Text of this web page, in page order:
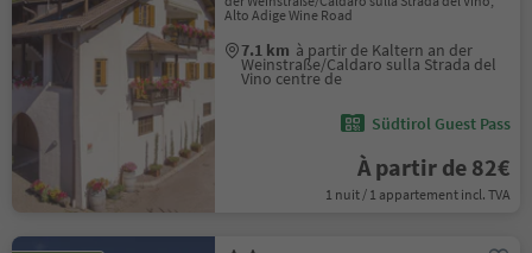
Alto Adige Wine Road
7.1 km à partir de Kaltern an der
Weinstraße/Caldaro sulla Strada del
Vino centre de
Südtirol Guest Pass
À partir de 82€
1 nuit / 1 appartement incl. TVA